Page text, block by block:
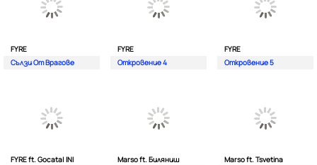
FYRE
Сълзи От Врагове
FYRE
Откровение 4
FYRE
Откровение 5
FYRE ft. Gocata| INI
Marso ft. Биляниш
Marso ft. Tsvetina